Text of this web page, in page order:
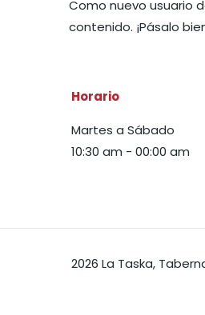
Como nuevo usuario
contenido. ¡Pásalo
Horario
Martes a Sábado
10:30 am - 00:00 am
2026 La Taska,